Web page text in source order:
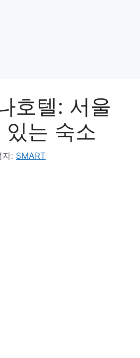
호텔: 서울
있는 숙소
자: SMART